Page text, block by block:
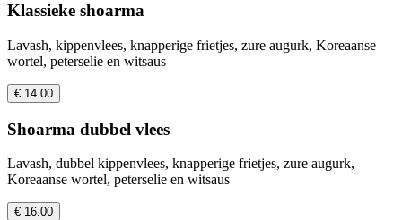
Klassieke shoarma
Lavash, kippenvlees, knapperige frietjes, zure augurk, Koreaanse
wortel, peterselie en witsaus
€ 14.00
Shoarma dubbel vlees
Lavash, dubbel kippenvlees, knapperige frietjes, zure augurk,
Koreaanse wortel, peterselie en witsaus
€ 16.00